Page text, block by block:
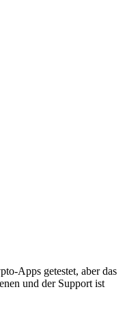
Apps getestet, aber das
und der Support ist